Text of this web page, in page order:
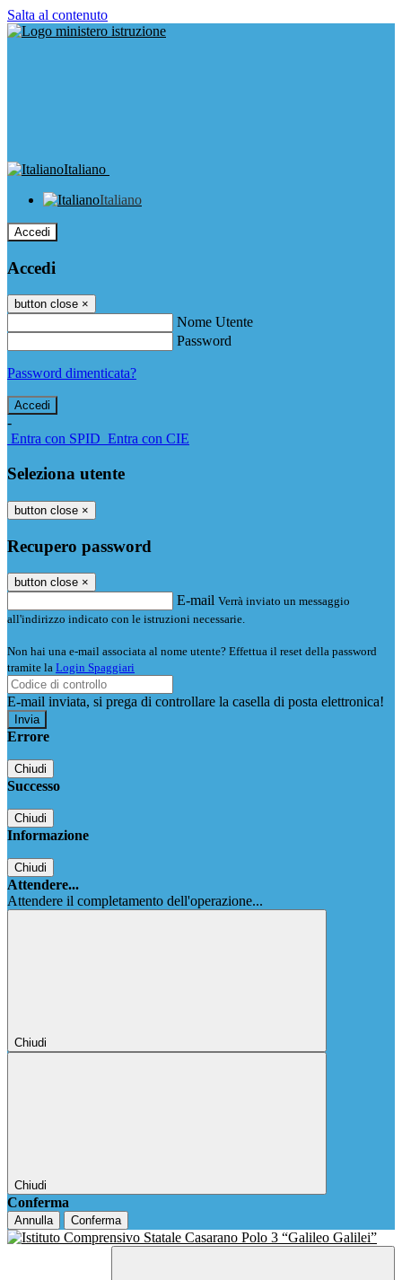
Salta al contenuto
Italiano
Italiano
Accedi
Accedi
button close ×
Nome Utente
Password
Password dimenticata?
-
Entra con SPID Entra con CIE
Seleziona utente
button close ×
Recupero password
button close ×
E-mail Verrà inviato un messaggio
all'indirizzo indicato con le istruzioni necessarie.
Non hai una e-mail associata al nome utente? Effettua il reset della password
tramite la Login Spaggiari
E-mail inviata, si prega di controllare la casella di posta elettronica!
Errore
Chiudi
Successo
Chiudi
Informazione
Chiudi
Attendere...
Attendere il completamento dell'operazione...
Chiudi
Chiudi
Conferma
Annulla Conferma